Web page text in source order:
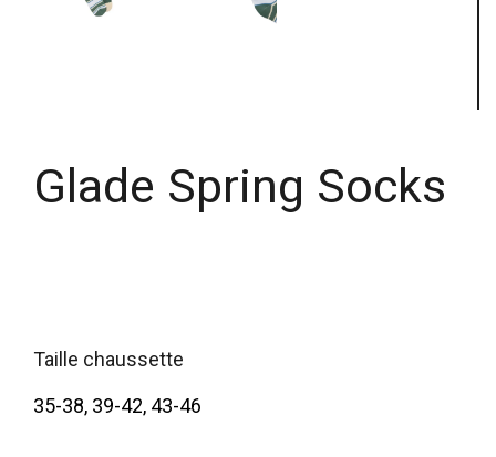
Glade Spring Socks
taille chaussette
35-38, 39-42, 43-46